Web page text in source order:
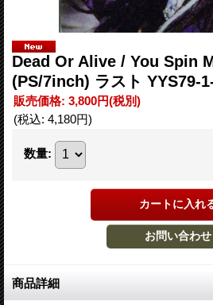
Dead Or Alive ‎/ You Spin
(PS/7inch) ラスト YYS79-
販売価格: 3,800円(税別)
(税込: 4,180円)
数量:
商品詳細